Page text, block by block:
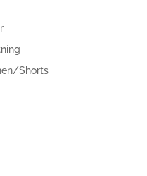
Shorts